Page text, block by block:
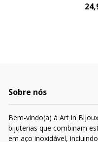
Sobre nós
Bem-vindo(a) à Art in
bijuterias que combinam
em aço inoxidável,